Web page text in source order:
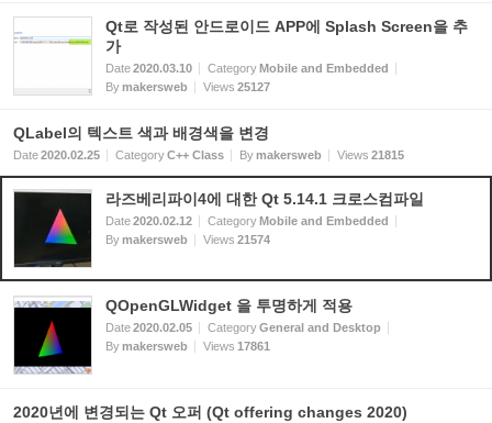
Qt로 작성된 안드로이드 APP에 Splash Screen을 추
가
Date2020.03.10 CategoryMobile and Embedded
Bymakersweb Views 25127
QLabel의 텍스트 색과 배경색을 변경
Date2020.02.25 CategoryC++ Class Bymakersweb Views 21815
라즈베리파이4에 대한 Qt 5.14.1 크로스컴파일
Date2020.02.12 CategoryMobile and Embedded
Bymakersweb Views 21574
QOpenGLWidget 을 투명하게 적용
Date2020.02.05 CategoryGeneral and Desktop
Bymakersweb Views 17861
2020년에 변경되는 Qt 오퍼 (Qt offering changes 2020)